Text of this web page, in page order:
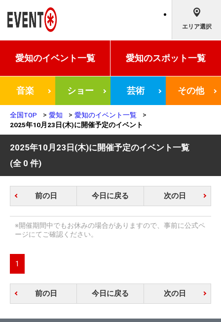
エリア選択
愛知のイベント一覧 愛知のスポット一覧
音楽 ショー 芸術 その他
全国TOP 愛知
愛知のイベント一覧
2025年10月23日(木)に開催予定のイベント
2025年10月23日(木)に開催予定のイベント一覧
(全 0 件)
前の日 今日に戻る 次の日
※開催期間中でもお休みの場合がありますので、事前に公式ペ
ージにてご確認ください。
1
前の日 今日に戻る 次の日